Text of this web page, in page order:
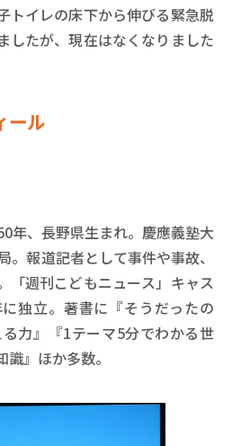
トイレの床下から伸びる緊急脱
したが、現在はなくなりました
ール
年、長野県生まれ。慶應義塾大
。報道記者として事件や事故、
「週刊こどもニュース」キャス
独立。著書に『そうだったの
力』『1テーマ5分でわかる世
』ほか多数。